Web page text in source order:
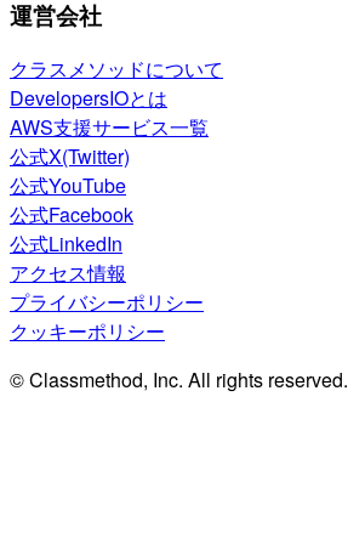
運営会社
クラスメソッドについて
DevelopersIOとは
AWS支援サービス一覧
公式X(Twitter)
公式YouTube
公式Facebook
公式LinkedIn
アクセス情報
プライバシーポリシー
クッキーポリシー
© Classmethod, Inc. All rights reserved.